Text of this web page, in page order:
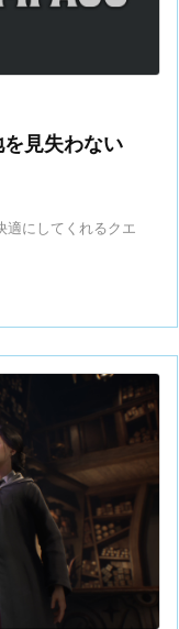
を見失わない
適にしてくれるクエ